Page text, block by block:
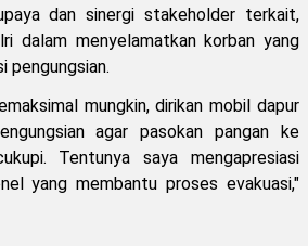
dan sinergi stakeholder terkait,
dalam menyelamatkan korban yang
pengungsian.
mungkin, dirikan mobil dapur
agar pasokan pangan ke
Tentunya saya mengapresiasi
yang membantu proses evakuasi,"